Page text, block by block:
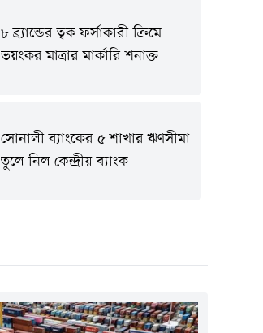
৮ ব্র্যান্ডের ত্বক ফর্সাকারী ক্রিমে
ভয়ংকর মাত্রার মার্কারি শনাক্ত
সোনালী ব্যাংকের ৫ শাখার ঋণসীমা
তুলে নিল কেন্দ্রীয় ব্যাংক